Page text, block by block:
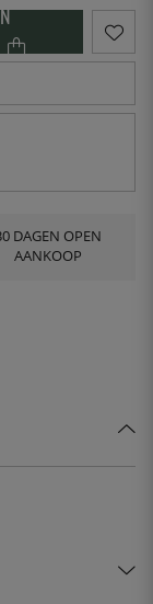
DAGEN OPEN
AANKOOP